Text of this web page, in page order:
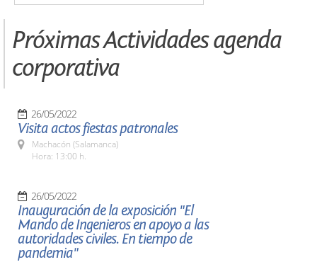
Próximas Actividades agenda
corporativa
26/05/2022
Visita actos fiestas patronales
Machacón (Salamanca)
Hora: 13:00 h.
26/05/2022
Inauguración de la exposición "El
Mando de Ingenieros en apoyo a las
autoridades civiles. En tiempo de
pandemia"